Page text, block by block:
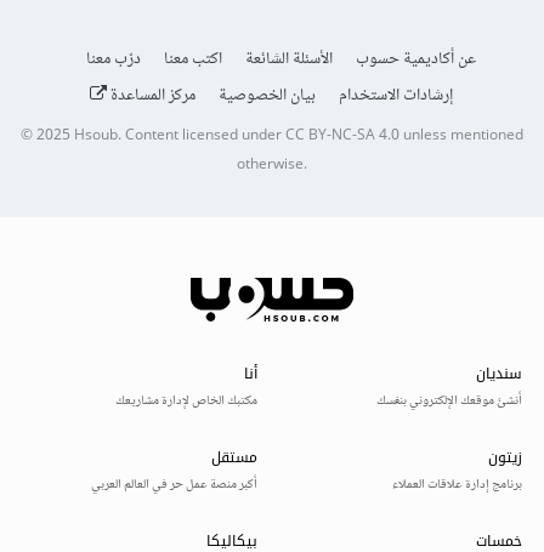
عن أكاديمية حسوب الأسئلة الشائعة اكتب معنا
درّب معنا
إرشادات الاستخدام
بيان الخصوصية مركز المساعدة
© 2025Hsoub.Content licensed underCC BY-NC-SA 4.0unless mentioned
otherwise.